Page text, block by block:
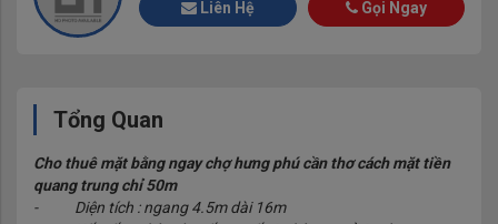
Liên Hệ Gọi Ngay
Tổng Quan
Cho thuê mặt bằng ngay chợ hưng phú cần thơ cách mặt tiền
quang trung chỉ 50m
- Diện tích : ngang 4.5m dài 16m